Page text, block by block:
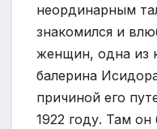
неординарным
знакомился и
женщин, одна из
балерина
причиной его
1922 году. Там